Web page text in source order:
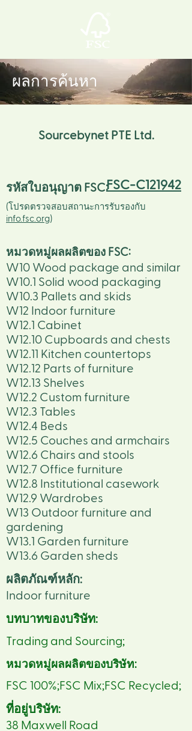
ผลการค้นหา
Sourcebynet PTE Ltd.
FSC-C121942
รหัสใบอนุญาต FSC:
(โปรดตรวจสอบสถานะการรับรองกับ
info.fsc.org)
หมวดหมู่ผลผลิตของ FSC:
W10 Wood package and similar
W10.1 Solid wood packaging
W10.3 Pallets and skids
W12 Indoor furniture
W12.1 Cabinet
W12.10 Cupboards and chests
W12.11 Kitchen countertops
W12.12 Parts of furniture
W12.13 Shelves
W12.2 Custom furniture
W12.3 Tables
W12.4 Beds
W12.5 Couches and armchairs
W12.6 Chairs and stools
W12.7 Office furniture
W12.8 Institutional casework
W12.9 Wardrobes
W13 Outdoor furniture and
gardening
W13.1 Garden furniture
W13.6 Garden sheds
ผลิตภัณฑ์หลัก:
Indoor furniture
บทบาทของบริษัท:
Trading and Sourcing;
หมวดหมู่ผลผลิตของบริษัท:
FSC 100%;FSC Mix;FSC Recycled;
ที่อยู่บริษัท:
38 Maxwell Road